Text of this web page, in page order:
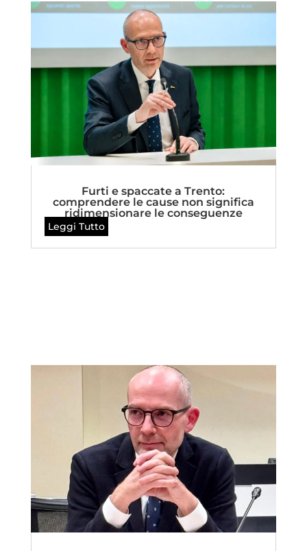
Furti e spaccate a Trento:
comprendere le cause non significa
ridimensionare le conseguenze
Leggi Tutto